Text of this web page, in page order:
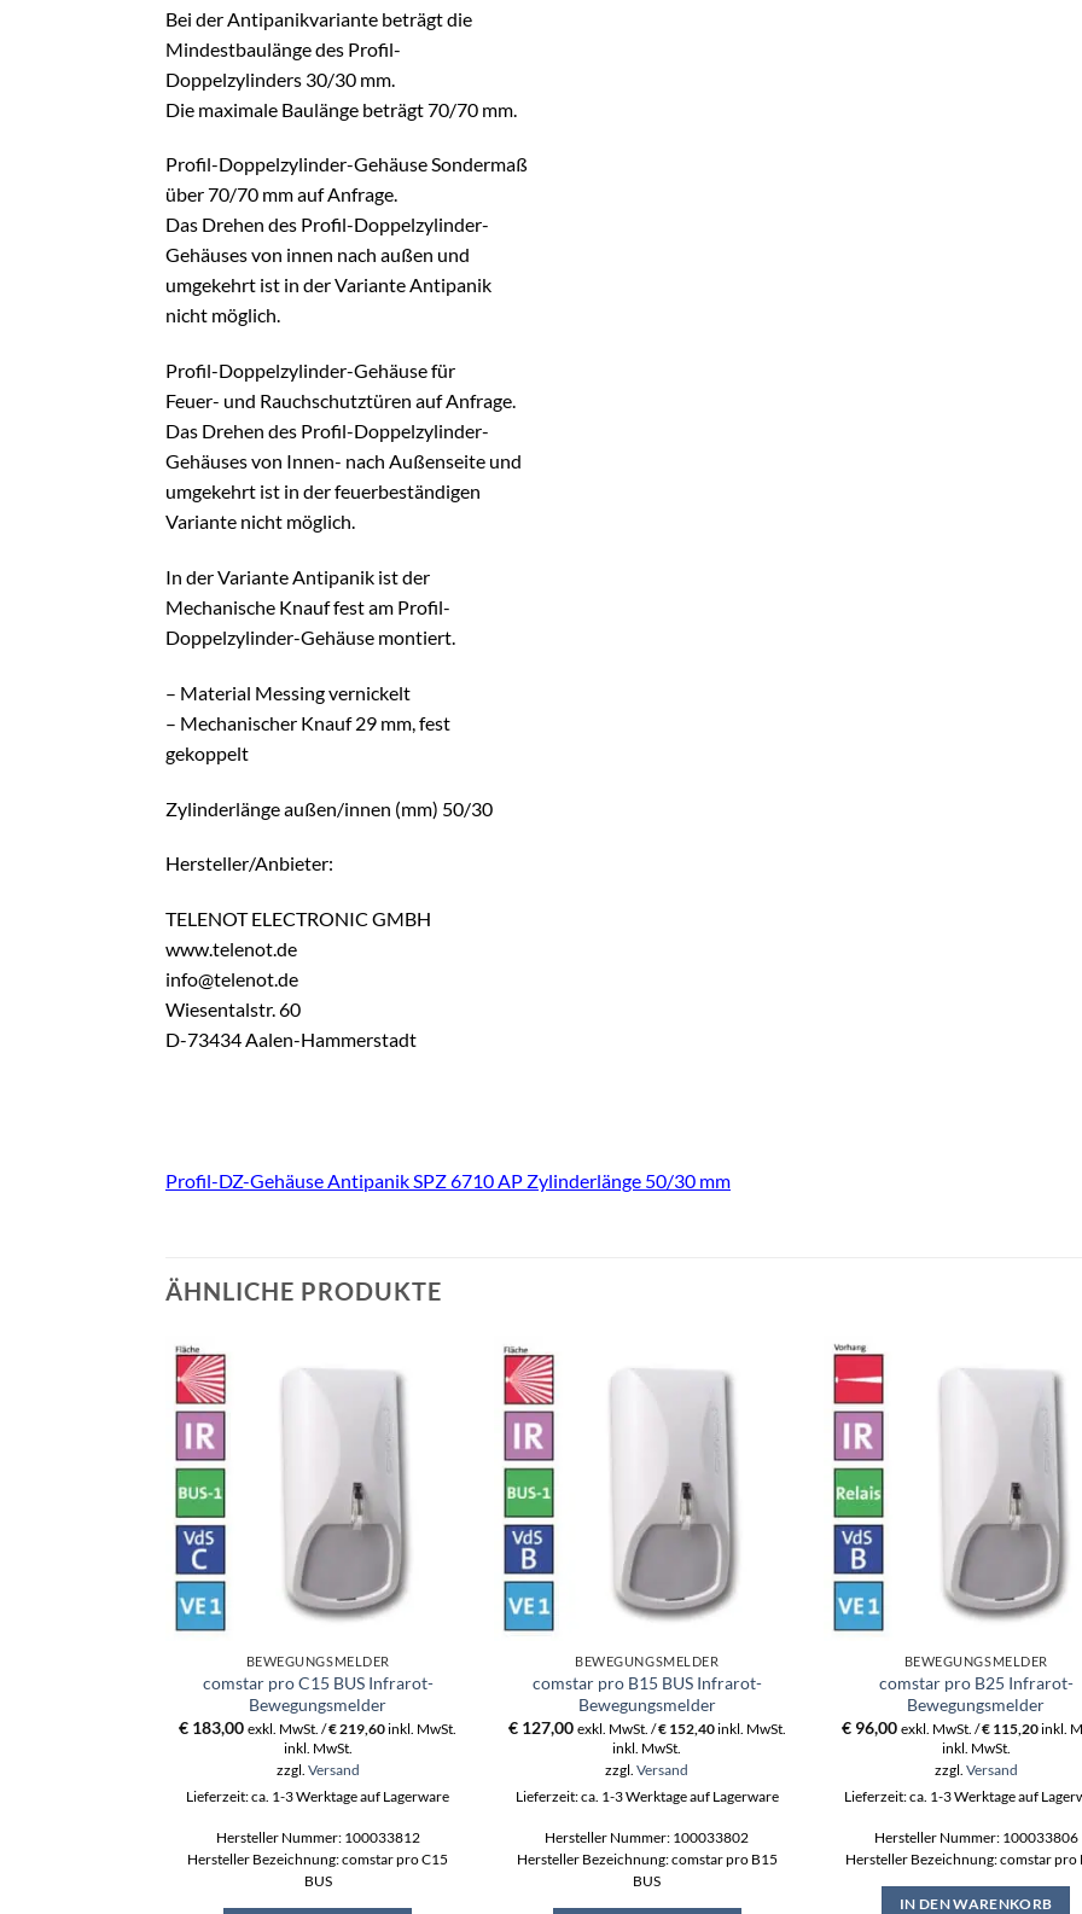
Bei der Antipanikvariante beträgt die
Mindestbaulänge des Profil-
Doppelzylinders 30/30 mm.
Die maximale Baulänge beträgt 70/70 mm.
Profil-Doppelzylinder-Gehäuse Sondermaß
über 70/70 mm auf Anfrage.
Das Drehen des Profil-Doppelzylinder-
Gehäuses von innen nach außen und
umgekehrt ist in der Variante Antipanik
nicht möglich.
Profil-Doppelzylinder-Gehäuse für
Feuer- und Rauchschutztüren auf Anfrage.
Das Drehen des Profil-Doppelzylinder-
Gehäuses von Innen- nach Außenseite und
umgekehrt ist in der feuerbeständigen
Variante nicht möglich.
In der Variante Antipanik ist der
Mechanische Knauf fest am Profil-
Doppelzylinder-Gehäuse montiert.
– Material Messing vernickelt
– Mechanischer Knauf 29 mm, fest
gekoppelt
Zylinderlänge außen/innen (mm) 50/30
Hersteller/Anbieter:
TELENOT ELECTRONIC GMBH
www.telenot.de
info@telenot.de
Wiesentalstr. 60
D-73434 Aalen-Hammerstadt
Profil-DZ-Gehäuse Antipanik SPZ 6710 AP Zylinderlänge 50/30 mm
ÄHNLICHE PRODUKTE
BEWEGUNGSMELDER
comstar pro C15 BUS Infrarot-
Bewegungsmelder
€ 183,00 exkl. MwSt. /€ 219,60inkl. MwSt.
inkl. MwSt.
zzgl. Versand
Lieferzeit: ca. 1-3 Werktage auf Lagerware
Hersteller Nummer: 100033812
Hersteller Bezeichnung: comstar pro C15
BUS
BEWEGUNGSMELDER
comstar pro B15 BUS Infrarot-
Bewegungsmelder
€127,00 exkl. MwSt. /€152,40inkl. MwSt.
inkl. MwSt.
zzgl.Versand
Lieferzeit: ca. 1-3 Werktage auf Lagerware
Hersteller Nummer: 100033802
Hersteller Bezeichnung: comstar pro B15
BUS
BEWEGUNGSMELDER
comstar pro B25 Infrarot-
Bewegungsmelder
€ 96,00 exkl. MwSt. /€ 115,20inkl.
inkl. MwSt.
zzgl. Versand
Lieferzeit: ca. 1-3 Werktage auf
Hersteller Nummer: 100033806
Hersteller Bezeichnung: comstar pro
IN DEN WARENKORB